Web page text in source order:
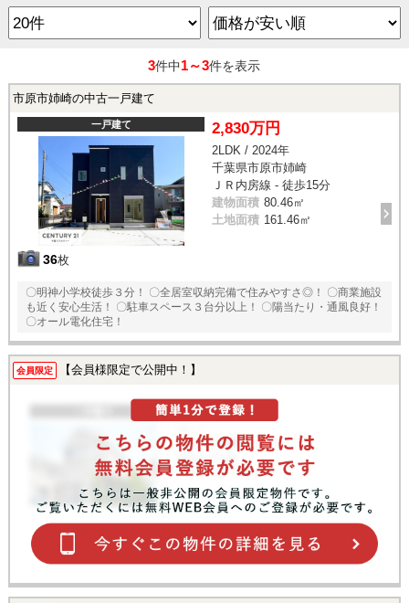
3件中1～3件を表示
市原市姉崎の中古一戸建て
一戸建て
36枚
2,830万円
2LDK / 2024年
千葉県市原市姉崎
ＪＲ内房線 - 徒歩15分
建物面積 80.46㎡
土地面積 161.46㎡
〇明神小学校徒歩３分！ 〇全居室収納完備で住みやすさ◎！ 〇商業施設
も近く安心生活！ 〇駐車スペース３台分以上！ 〇陽当たり・通風良好！
〇オール電化住宅！
会員限定 【会員様限定で公開中！】